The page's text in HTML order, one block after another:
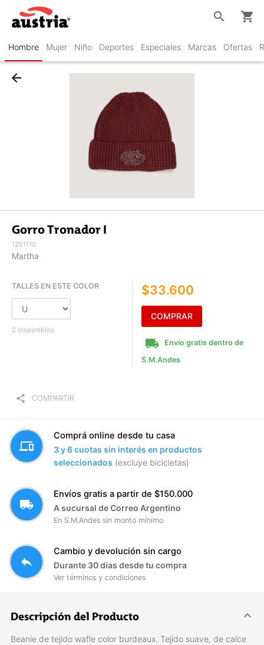
Hombre Mujer Niño Deportes Especiales Marcas Ofertas
search shopping_cart
arrow_back
Gorro Tronador I
1251110
Martha
TALLES EN ESTE COLOR
2 disponibles
$33.600
COMPRAR
local_shipping
Envío gratis dentro de
S.M.Andes
share COMPARTIR
devices
Comprá online desde tu casa
3 y 6 cuotas sin interés en productos
seleccionados (excluye bicicletas)
local_shipping
Envíos gratis a partir de $150.000
A sucursal de Correo Argentino
En S.M.Andes sin monto mínimo
reply
Cambio y devolución sin cargo
Durante 30 días desde tu compra
Ver términos y condiciones
Descripción del Producto
Beanie de tejido wafle color burdeaux. Tejido suave, de calce